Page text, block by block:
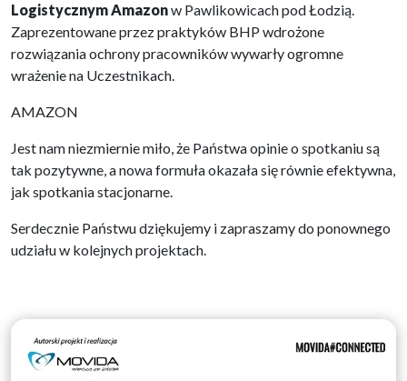
Logistycznym Amazonw Pawlikowicach pod Łodzią.
Zaprezentowane przez praktyków BHP wdrożone
rozwiązania ochrony pracowników wywarły ogromne
wrażenie na Uczestnikach.
AMAZON
Jest nam niezmiernie miło, że Państwa opinie o spotkaniu są
tak pozytywne, a nowa formuła okazała się równie efektywna,
jak spotkania stacjonarne.
Serdecznie Państwu dziękujemy i zapraszamy do ponownego
udziału w kolejnych projektach.